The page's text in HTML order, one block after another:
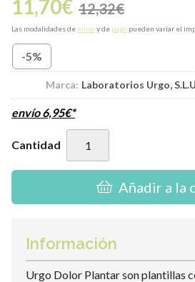
11,70€ 12,32€
Las modalidades de envíoy de pago pueden variar el
-5%
Marca: Laboratorios Urgo,
envío6,95€*
Cantidad
Añadir a la
Información
Urgo Dolor Plantar son plantillas